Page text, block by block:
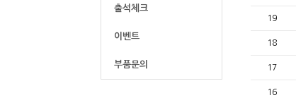
출석체크
이벤트
부품문의
19
18
17
16